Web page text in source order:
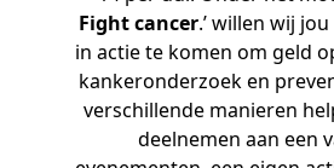
Fight cancer.’ willen wij
in actie te komen om geld
kankeronderzoek en
verschillende manieren
deelnemen aan een